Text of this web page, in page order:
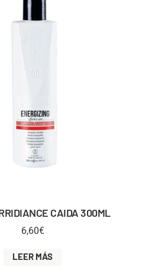
CAIDA 300ML
6,60€
LEER MÁS